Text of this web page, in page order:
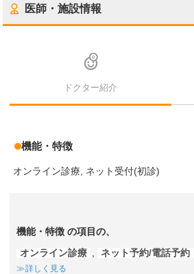
医師・施設情報
ドクター紹介
機能・特徴
オンライン診療 ネット受付(初診)
機能・特徴 の項目の、
オンライン診療 ネット予約/電話予約
詳しく見る